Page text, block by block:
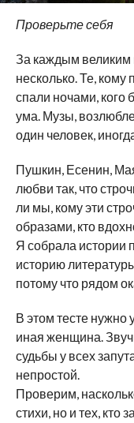
Проверьте себя
За каждым великим
несколько. Те, кому
спали ночами, кого
ума. Музы,
один человек,
Пушкин, Есенин,
любви так, что
ли мы, кому эти
образами, кто
Я собрала истории
историю
потому что рядом
В этом тесте нужно
иная женщина.
судьбы у всех
непростой.
Проверим,
стихи, но и тех, кто